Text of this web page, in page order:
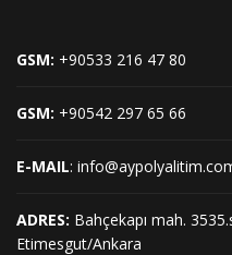
GSM: +90533 216 47 80
GSM: +90542 297 65 66
E-MAIL:
ADRES: Bahçekapı mah.
Etimesgut/Ankara